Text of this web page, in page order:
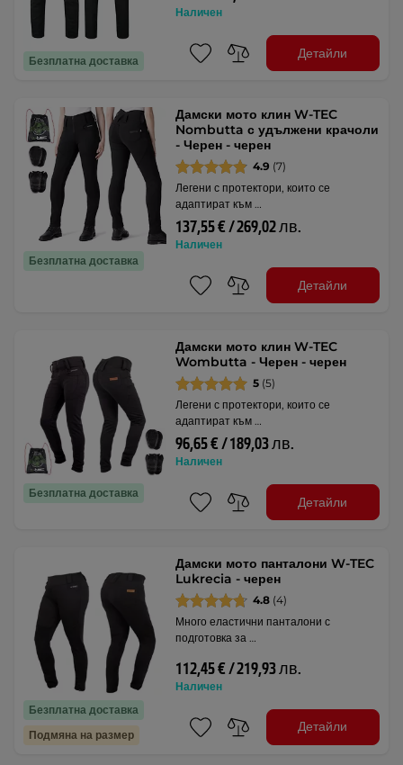
Безплатна доставка
Наличен
Детайли
Безплатна доставка
Дамски мото клин W-TEC
Nombutta с удължени крачоли
- Черен - черен
4.9 (7)
Легени с протектори, които се
адаптират към …
137,55 € / 269,02 лв.
Наличен
Детайли
Безплатна доставка
Дамски мото клин W-TEC
Wombutta - Черен - черен
5 (5)
Легени с протектори, които се
адаптират към …
96,65 € / 189,03 лв.
Наличен
Детайли
Безплатна доставка
Подмяна на размер
Дамски мото панталони W-TEC
Lukrecia - черен
4.8 (4)
Много еластични панталони с
подготовка за …
112,45 € / 219,93 лв.
Наличен
Детайли